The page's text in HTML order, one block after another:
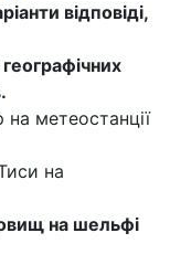
відповіді,
метеостанції
на
на шельфі